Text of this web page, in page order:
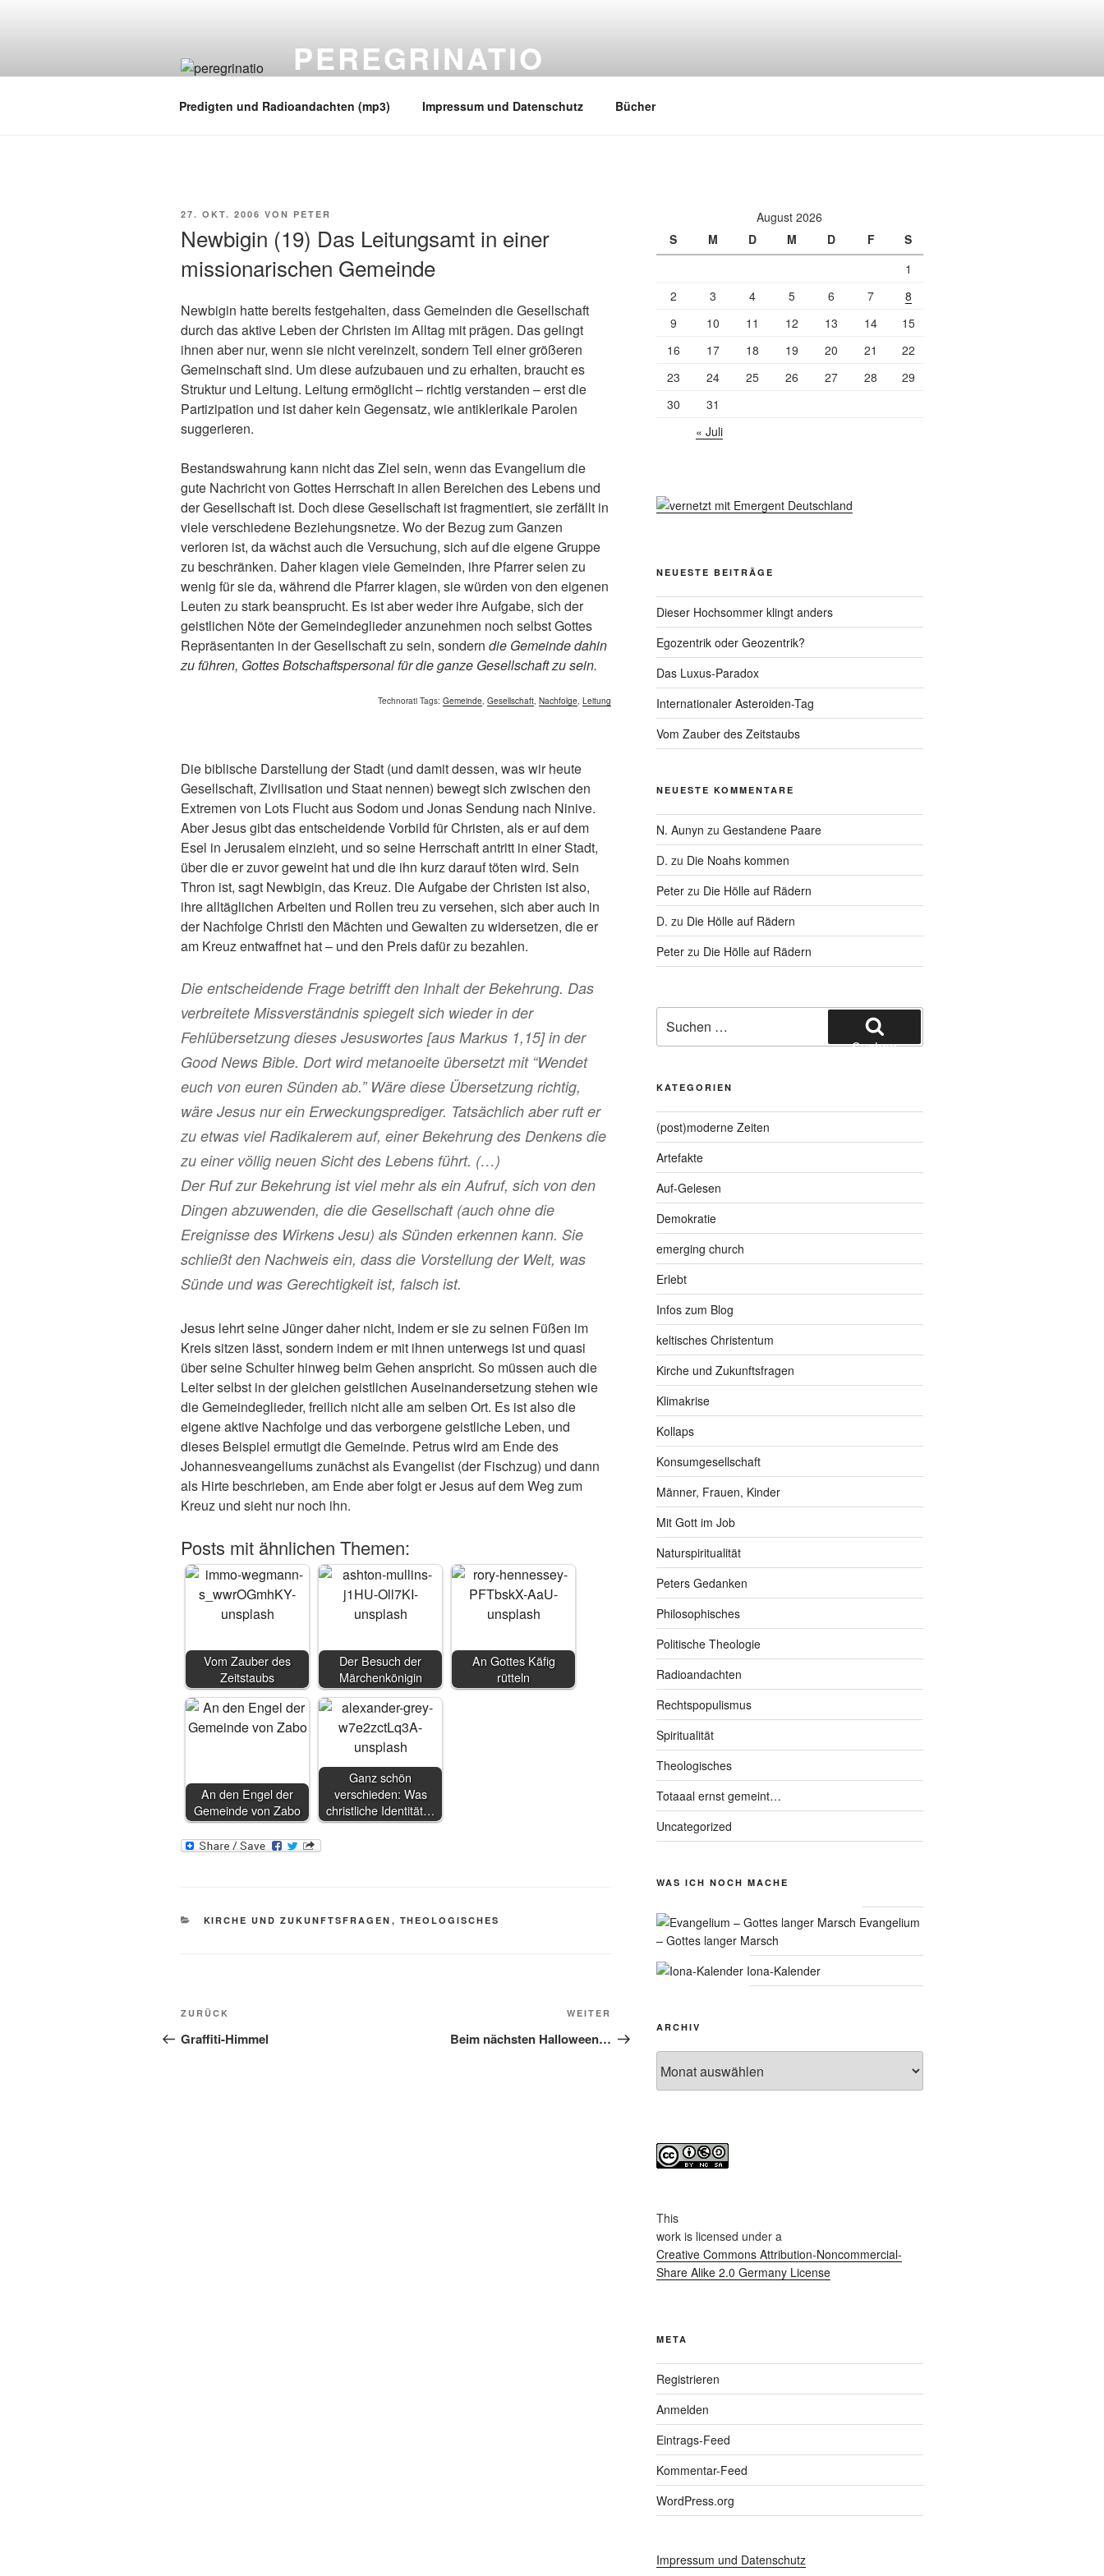
PEREGRINATIO
Predigten und Radioandachten (mp3) Impressum und Datenschutz Bücher
VERÖFFENTLICHT
27. OKT. 2006 VON PETER
Newbigin (19) Das Leitungsamt in einer
missionarischen Gemeinde
Newbigin hatte bereits festgehalten, dass Gemeinden die Gesellschaft
durch das aktive Leben der Christen im Alltag mit prägen. Das gelingt
ihnen aber nur, wenn sie nicht vereinzelt, sondern Teil einer größeren
Gemeinschaft sind. Um diese aufzubauen und zu erhalten, braucht es
Struktur und Leitung. Leitung ermöglicht – richtig verstanden – erst die
Partizipation und ist daher kein Gegensatz, wie antiklerikale Parolen
suggerieren.
Bestandswahrung kann nicht das Ziel sein, wenn das Evangelium die
gute Nachricht von Gottes Herrschaft in allen Bereichen des Lebens und
der Gesellschaft ist. Doch diese Gesellschaft ist fragmentiert, sie zerfällt in
viele verschiedene Beziehungsnetze. Wo der Bezug zum Ganzen
verloren ist, da wächst auch die Versuchung, sich auf die eigene Gruppe
zu beschränken. Daher klagen viele Gemeinden, ihre Pfarrer seien zu
wenig für sie da, während die Pfarrer klagen, sie würden von den eigenen
Leuten zu stark beansprucht. Es ist aber weder ihre Aufgabe, sich der
geistlichen Nöte der Gemeindeglieder anzunehmen noch selbst Gottes
Repräsentanten in der Gesellschaft zu sein, sondern die Gemeinde dahin
zu führen, Gottes Botschaftspersonal für die ganze Gesellschaft zu sein.
Technorati Tags:Gemeinde,Gesellschaft,Nachfolge,Leitung
Die biblische Darstellung der Stadt (und damit dessen, was wir heute
Gesellschaft, Zivilisation und Staat nennen) bewegt sich zwischen den
Extremen von Lots Flucht aus Sodom und Jonas Sendung nach Ninive.
Aber Jesus gibt das entscheidende Vorbild für Christen, als er auf dem
Esel in Jerusalem einzieht, und so seine Herrschaft antritt in einer Stadt,
über die er zuvor geweint hat und die ihn kurz darauf töten wird. Sein
Thron ist, sagt Newbigin, das Kreuz. Die Aufgabe der Christen ist also,
ihre alltäglichen Arbeiten und Rollen treu zu versehen, sich aber auch in
der Nachfolge Christi den Mächten und Gewalten zu widersetzen, die er
am Kreuz entwaffnet hat – und den Preis dafür zu bezahlen.
Die entscheidende Frage betrifft den Inhalt der Bekehrung. Das
verbreitete Missverständnis spiegelt sich wieder in der
Fehlübersetzung dieses Jesuswortes [aus Markus 1,15] in der
Good News Bible. Dort wirdmetanoeite übersetzt mit “Wendet
euch von euren Sünden ab.” Wäre diese Übersetzung richtig,
wäre Jesus nur ein Erweckungsprediger. Tatsächlich aber ruft er
zu etwas viel Radikalerem auf, einer Bekehrung des Denkens die
zu einer völlig neuen Sicht des Lebens führt. (…)
Der Ruf zur Bekehrung ist viel mehr als ein Aufruf, sich von den
Dingen abzuwenden, die die Gesellschaft (auch ohne die
Ereignisse des Wirkens Jesu) als Sünden erkennen kann. Sie
schließt den Nachweis ein, dass die Vorstellung der Welt, was
Sünde und was Gerechtigkeit ist, falsch ist.
Jesus lehrt seine Jünger daher nicht, indem er sie zu seinen Füßen im
Kreis sitzen lässt, sondern indem er mit ihnen unterwegs ist und quasi
über seine Schulter hinweg beim Gehen anspricht. So müssen auch die
Leiter selbst in der gleichen geistlichen Auseinandersetzung stehen wie
die Gemeindeglieder, freilich nicht alle am selben Ort. Es ist also die
eigene aktive Nachfolge und das verborgene geistliche Leben, und
dieses Beispiel ermutigt die Gemeinde. Petrus wird am Ende des
Johannesveangeliums zunächst als Evangelist (der Fischzug) und dann
als Hirte beschrieben, am Ende aber folgt er Jesus auf dem Weg zum
Kreuz und sieht nur noch ihn.
Posts mit ähnlichen Themen:
Vom Zauber des
Zeitstaubs
Der Besuch der
Märchenkönigin
An Gottes Käfig
rütteln
An den Engel der
Gemeinde von Zabo
Ganz schön
verschieden: Was
christliche Identität…
KATEGORIEN
KIRCHE UND ZUKUNFTSFRAGEN , THEOLOGISCHES
Beitragsnavigation
Vorheriger
Beitrag
ZURÜCK
Graffiti-Himmel
Beitrag
WEITER
Beim nächsten Halloween…
August 2026
S
M D M D F
S
1
2
3 4 5 6 7
8
9
10 11 12 13 14
15
16
17 18 19 20 21
22
23
24 25 26 27 28
29
30
31
« Juli
NEUESTE BEITRÄGE
Dieser Hochsommer klingt anders
Egozentrik oder Geozentrik?
Das Luxus-Paradox
Internationaler Asteroiden-Tag
Vom Zauber des Zeitstaubs
NEUESTE KOMMENTARE
N. Aunyn zu Gestandene Paare
D. zu Die Noahs kommen
Peterzu Die Hölle auf Rädern
D. zu Die Hölle auf Rädern
Peterzu Die Hölle auf Rädern
nach:
Suchen
KATEGORIEN
(post)moderne Zeiten
Artefakte
Auf-Gelesen
Demokratie
emerging church
Erlebt
Infos zum Blog
keltisches Christentum
Kirche und Zukunftsfragen
Klimakrise
Kollaps
Konsumgesellschaft
Männer, Frauen, Kinder
Mit Gott im Job
Naturspiritualität
Peters Gedanken
Philosophisches
Politische Theologie
Radioandachten
Rechtspopulismus
Spiritualität
Theologisches
Totaaal ernst gemeint…
Uncategorized
WAS ICH NOCH MACHE
Evangelium
– Gottes langer Marsch
Iona-Kalender
ARCHIV
This
workis licensed under a
Creative Commons Attribution-Noncommercial-
Share Alike 2.0 Germany License
META
Registrieren
Anmelden
Eintrags-Feed
Kommentar-Feed
WordPress.org
Impressum und Datenschutz